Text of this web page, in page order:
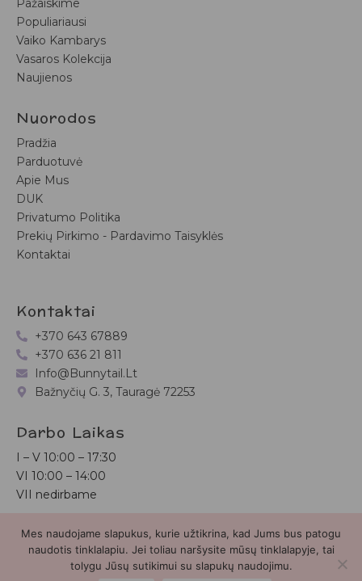
Populiariausi
Vaiko Kambarys
Vasaros Kolekcija
Naujienos
Nuorodos
Pradžia
Parduotuvė
Apie Mus
DUK
Privatumo Politika
Prekių Pirkimo - Pardavimo Taisyklės
Kontaktai
Kontaktai
+370 643 67889
+370 636 21 811
Info@bunnytail.lt
Bažnyčių G. 3, Tauragė 72253
Darbo Laikas
I – V 10:00 – 17:30
VI 10:00 – 14:00
VII nedirbame
Bunnytail.lt| Copyright 2026 | Svetainė sukurtaMyra.lt
Mes naudojame slapukus, kurie užtikrina, kad Jums bus patogu
naudotis tinklalapiu. Jei toliau naršysite mūsų tinklalapyje, tai
tolygu Jūsų sutikimui su slapukų naudojimu.